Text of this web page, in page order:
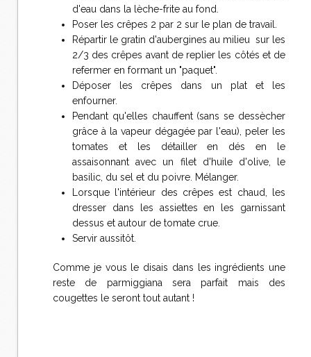
d'eau dans la lèche-frite au fond.
Poser les crêpes 2 par 2 sur le plan de travail.
Répartir le gratin d'aubergines au milieu sur les
2/3 des crêpes avant de replier les côtés et de
refermer en formant un "paquet".
Déposer les crêpes dans un plat et les
enfourner.
Pendant qu'elles chauffent (sans se dessècher
grâce à la vapeur dégagée par l'eau), peler les
tomates et les détailler en dés en le
assaisonnant avec un filet d'huile d'olive, le
basilic, du sel et du poivre. Mélanger.
Lorsque l'intérieur des crêpes est chaud, les
dresser dans les assiettes en les garnissant
dessus et autour de tomate crue.
Servir aussitôt.
Comme je vous le disais dans les ingrédients une
reste de parmiggiana sera parfait mais des
cougettes le seront tout autant !